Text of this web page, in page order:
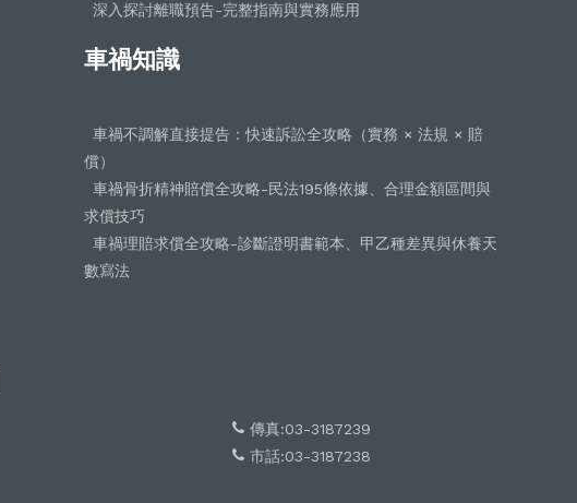
深入探討離職預告-完整指南與實務應用
車禍知識
車禍不調解直接提告：快速訴訟全攻略（實務 × 法規 × 賠
償）
車禍骨折精神賠償全攻略-民法195條依據、合理金額區間與
求償技巧
車禍理賠求償全攻略-診斷證明書範本、甲乙種差異與休養天
數寫法
傳真:03-3187239
市話:03-3187238